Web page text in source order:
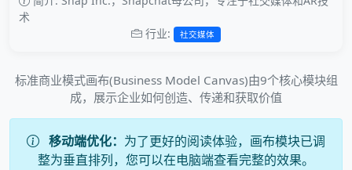
术
行业:
社交媒体
标准商业模式画布(Business Model Canvas)由9个核心模块组
成，展示企业如何创造、传递和获取价值
移动端优化： 为了更好的阅读体验，画布模块已调
整为垂直排列，您可以在电脑端查看完整的效果。